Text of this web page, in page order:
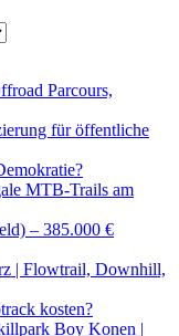
Parcours,
für öffentliche
MTB-Trails am
– 385.000 €
| Flowtrail, Downhill,
kosten?
Boy Konen |